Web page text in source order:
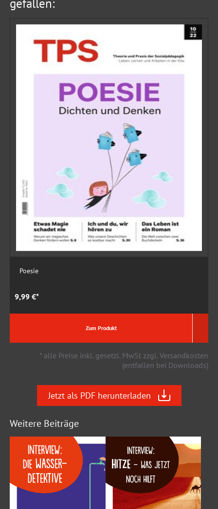
gefallen:
Poesie
9,99 €*
Zum Produkt
* alle Preise inkl. gesetzl. MwSt zzgl. Versandkosten
(entfallen bei Downloads)
Jetzt als PDF herunterladen
Weitere Beiträge